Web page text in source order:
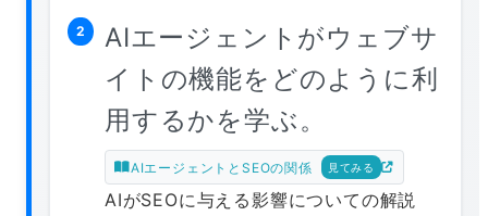
2
AIエージェントがウェブサ
イトの機能をどのように利
用するかを学ぶ。
AIエージェントとSEOの関係 見てみる
AIがSEOに与える影響についての解説